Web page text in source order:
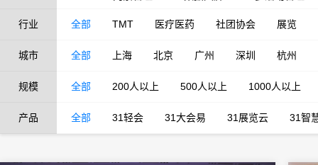
行业 全部 TMT 医疗医药 社团协会 展览
城市 全部 上海 北京 广州 深圳 杭州
规模 全部 200人以上 500人以上 1000人以上
产品 全部 31轻会 31大会易 31展览云 31智